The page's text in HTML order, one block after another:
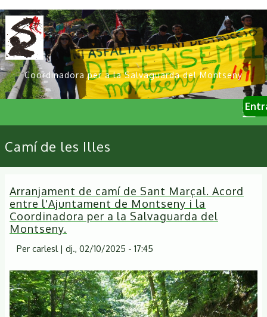
Vés
al
contingut
Coordinadora per a la Salvaguarda del Montseny
User
Primary
links
Camí de les Illes
Arranjament de camí de Sant Marçal. Acord
entre l'Ajuntament de Montseny i la
Coordinadora per a la Salvaguarda del
Montseny.
Per carlesl | dj., 02/10/2025 - 17:45